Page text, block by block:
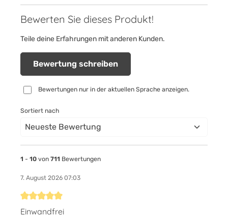
Bewerten Sie dieses Produkt!
Teile deine Erfahrungen mit anderen Kunden.
Bewertung schreiben
Bewertungen nur in der aktuellen Sprache anzeigen.
Sortiert nach
1 - 10 von 711 Bewertungen
7. August 2026 07:03
Bewertung mit 5 von 5 Sternen
Einwandfrei